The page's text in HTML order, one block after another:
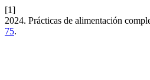
[1]
2024. Prácticas de alimentación
75.